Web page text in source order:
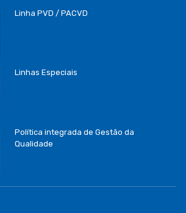
Linha PVD / PACVD
Linhas Especiais
Política integrada de Gestão da
Qualidade